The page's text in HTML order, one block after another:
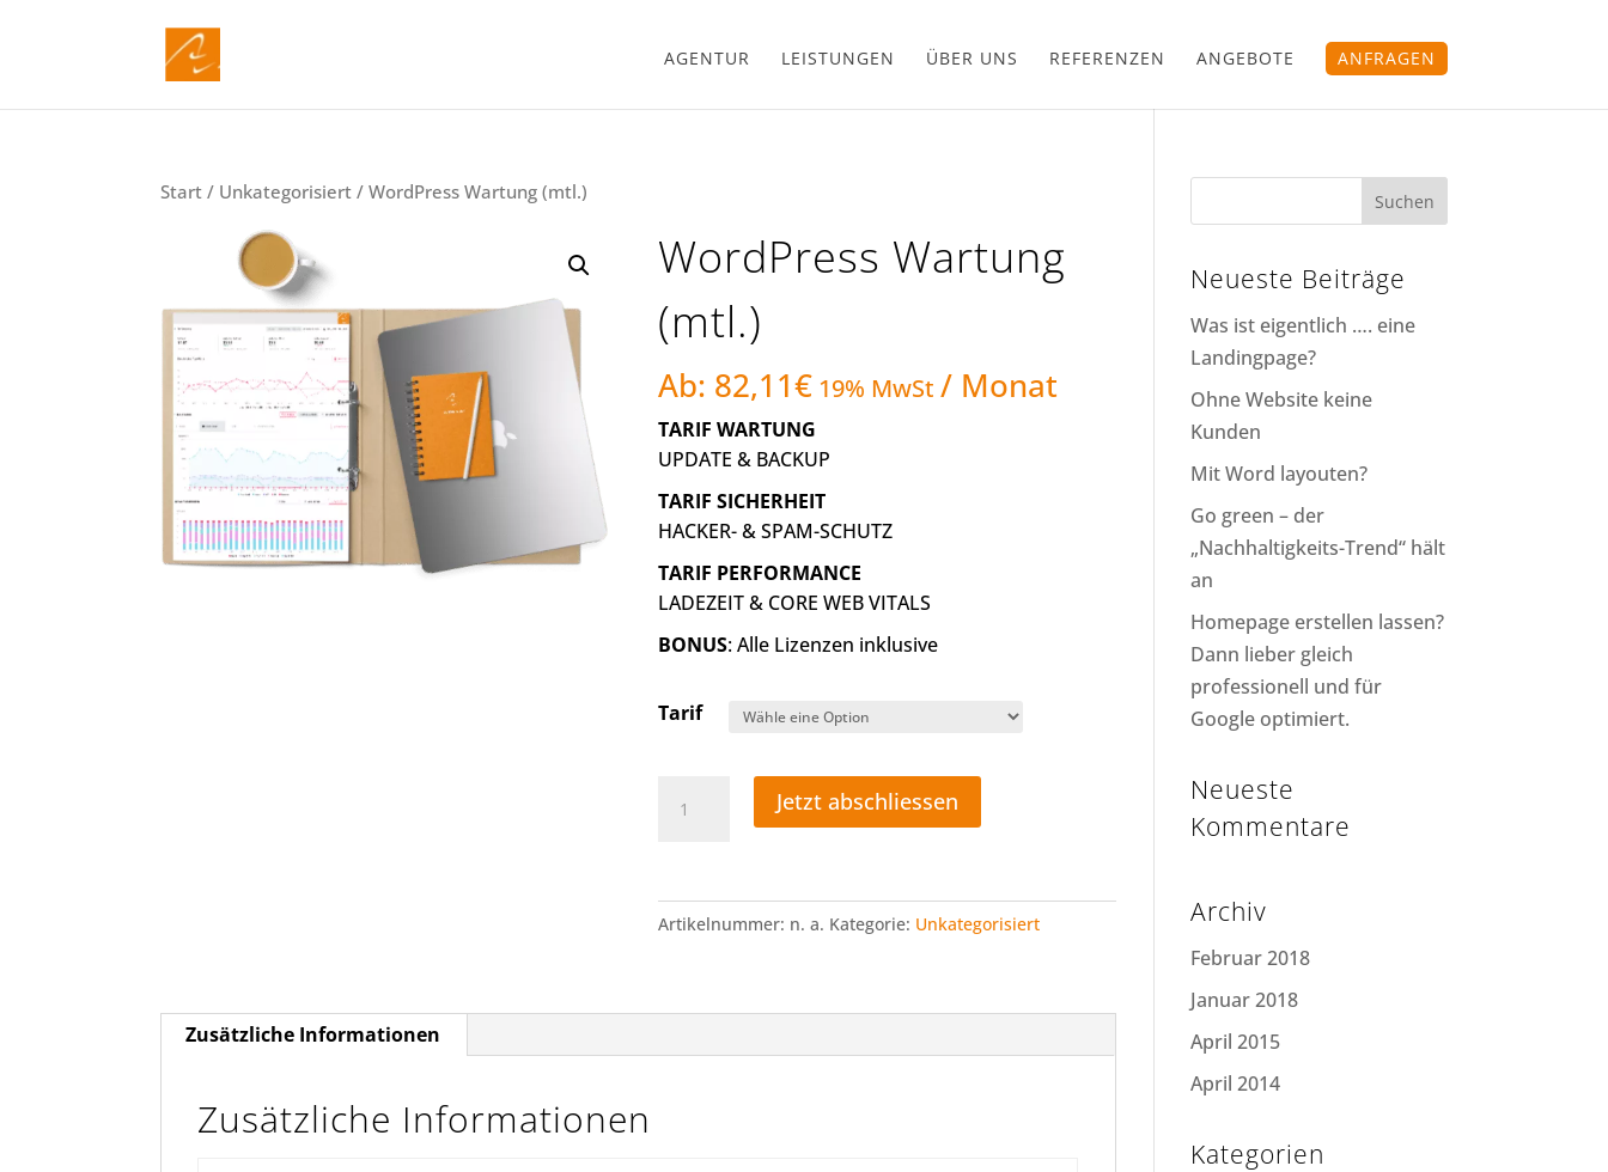
AGENTUR LEISTUNGEN ÜBER UNS REFERENZEN ANGEBOTE ANFRAGEN
Start / Unkategorisiert / WordPress Wartung (mtl.)
WordPress Wartung
(mtl.)
Ab: 82,11€ 19% MwSt / Monat
TARIF WARTUNG
UPDATE & BACKUP
TARIF SICHERHEIT
HACKER- & SPAM-SCHUTZ
TARIF PERFORMANCE
LADEZEIT & CORE WEB VITALS
BONUS: Alle Lizenzen inklusive
Tarif
Wartung
Jetzt abschliessen
Artikelnummer: n. a. Kategorie: Unkategorisiert
Zusätzliche Informationen
Zusätzliche Informationen
Neueste Beiträge
Was ist eigentlich …. eine
Landingpage?
Ohne Website keine
Kunden
Mit Word layouten?
Go green – der
„Nachhaltigkeits-Trend“ hält
an
Homepage erstellen lassen?
Dann lieber gleich
professionell und für
Google optimiert.
Neueste
Kommentare
Archiv
Februar 2018
Januar 2018
April 2015
April 2014
Kategorien